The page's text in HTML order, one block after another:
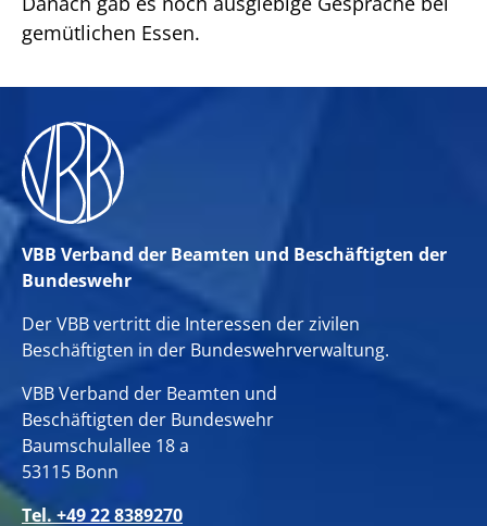
gemütlichen Essen.
VBB Verband der Beamten und Beschäftigten der
Bundeswehr
Der VBB vertritt die Interessen der zivilen
Beschäftigten in der Bundeswehrverwaltung.
VBB Verband der Beamten und
Beschäftigten der Bundeswehr
Baumschulallee 18 a
53115 Bonn
Tel. +49 22 8389270